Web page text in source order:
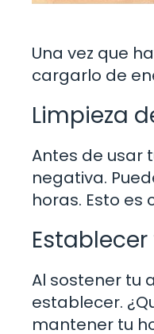
Una vez que
cargarlo de
Limpieza
Antes de usar
negativa.
horas. Esto es
Al sostener tu
establecer.
mantener tu